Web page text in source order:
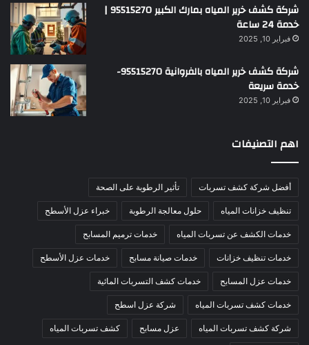
شركة كشف خرير المياه بمارك الكبير 95515270 |
خدمة 24 ساعة
فبراير 10, 2025
شركة كشف خرير المياه بالفروانية 95515270-
خدمة سريعة
فبراير 10, 2025
اهم التصنيفات
أفضل شركة كشف تسربات تأثير الرطوبة على الصحة
تنظيف خزانات المياه حلول معالجة الرطوبة خبراء عزل الأسطح
خدمات الكشف عن تسربات المياه خدمات ترميم المسابح
خدمات تنظيف خزانات خدمات صيانة مسابح خدمات عزل الأسطح
خدمات عزل المسابح خدمات كشف التسربات المائية
خدمات كشف تسربات المياه شركة عزل اسطح
شركة كشف تسربات المياه عزل مسابح كشف تسربات المياه